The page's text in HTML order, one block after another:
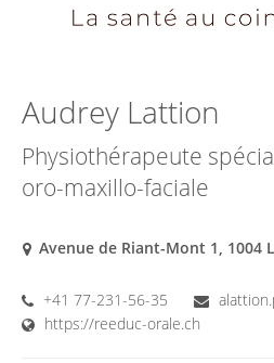
Audrey Lattion
Physiothérapeute
oro-maxillo-faciale
Avenue de Riant-Mont 1, 1004
+41 77-231-56-35
https://reeduc-orale.ch